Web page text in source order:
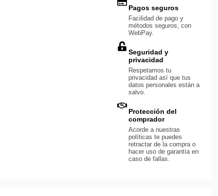
Pagos seguros
Facilidad de pago y
métodos seguros, con
WebPay.
Seguridad y
privacidad
Respetamos tu
privacidad así que tus
datos personales están a
salvo.
Protección del
comprador
Acorde a nuestras
políticas te puedes
retractar de la compra o
hacer uso de garantía en
caso de fallas.